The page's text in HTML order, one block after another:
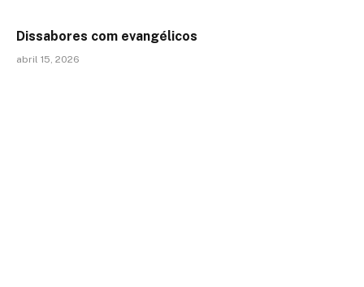
Dissabores com evangélicos
abril 15, 2026